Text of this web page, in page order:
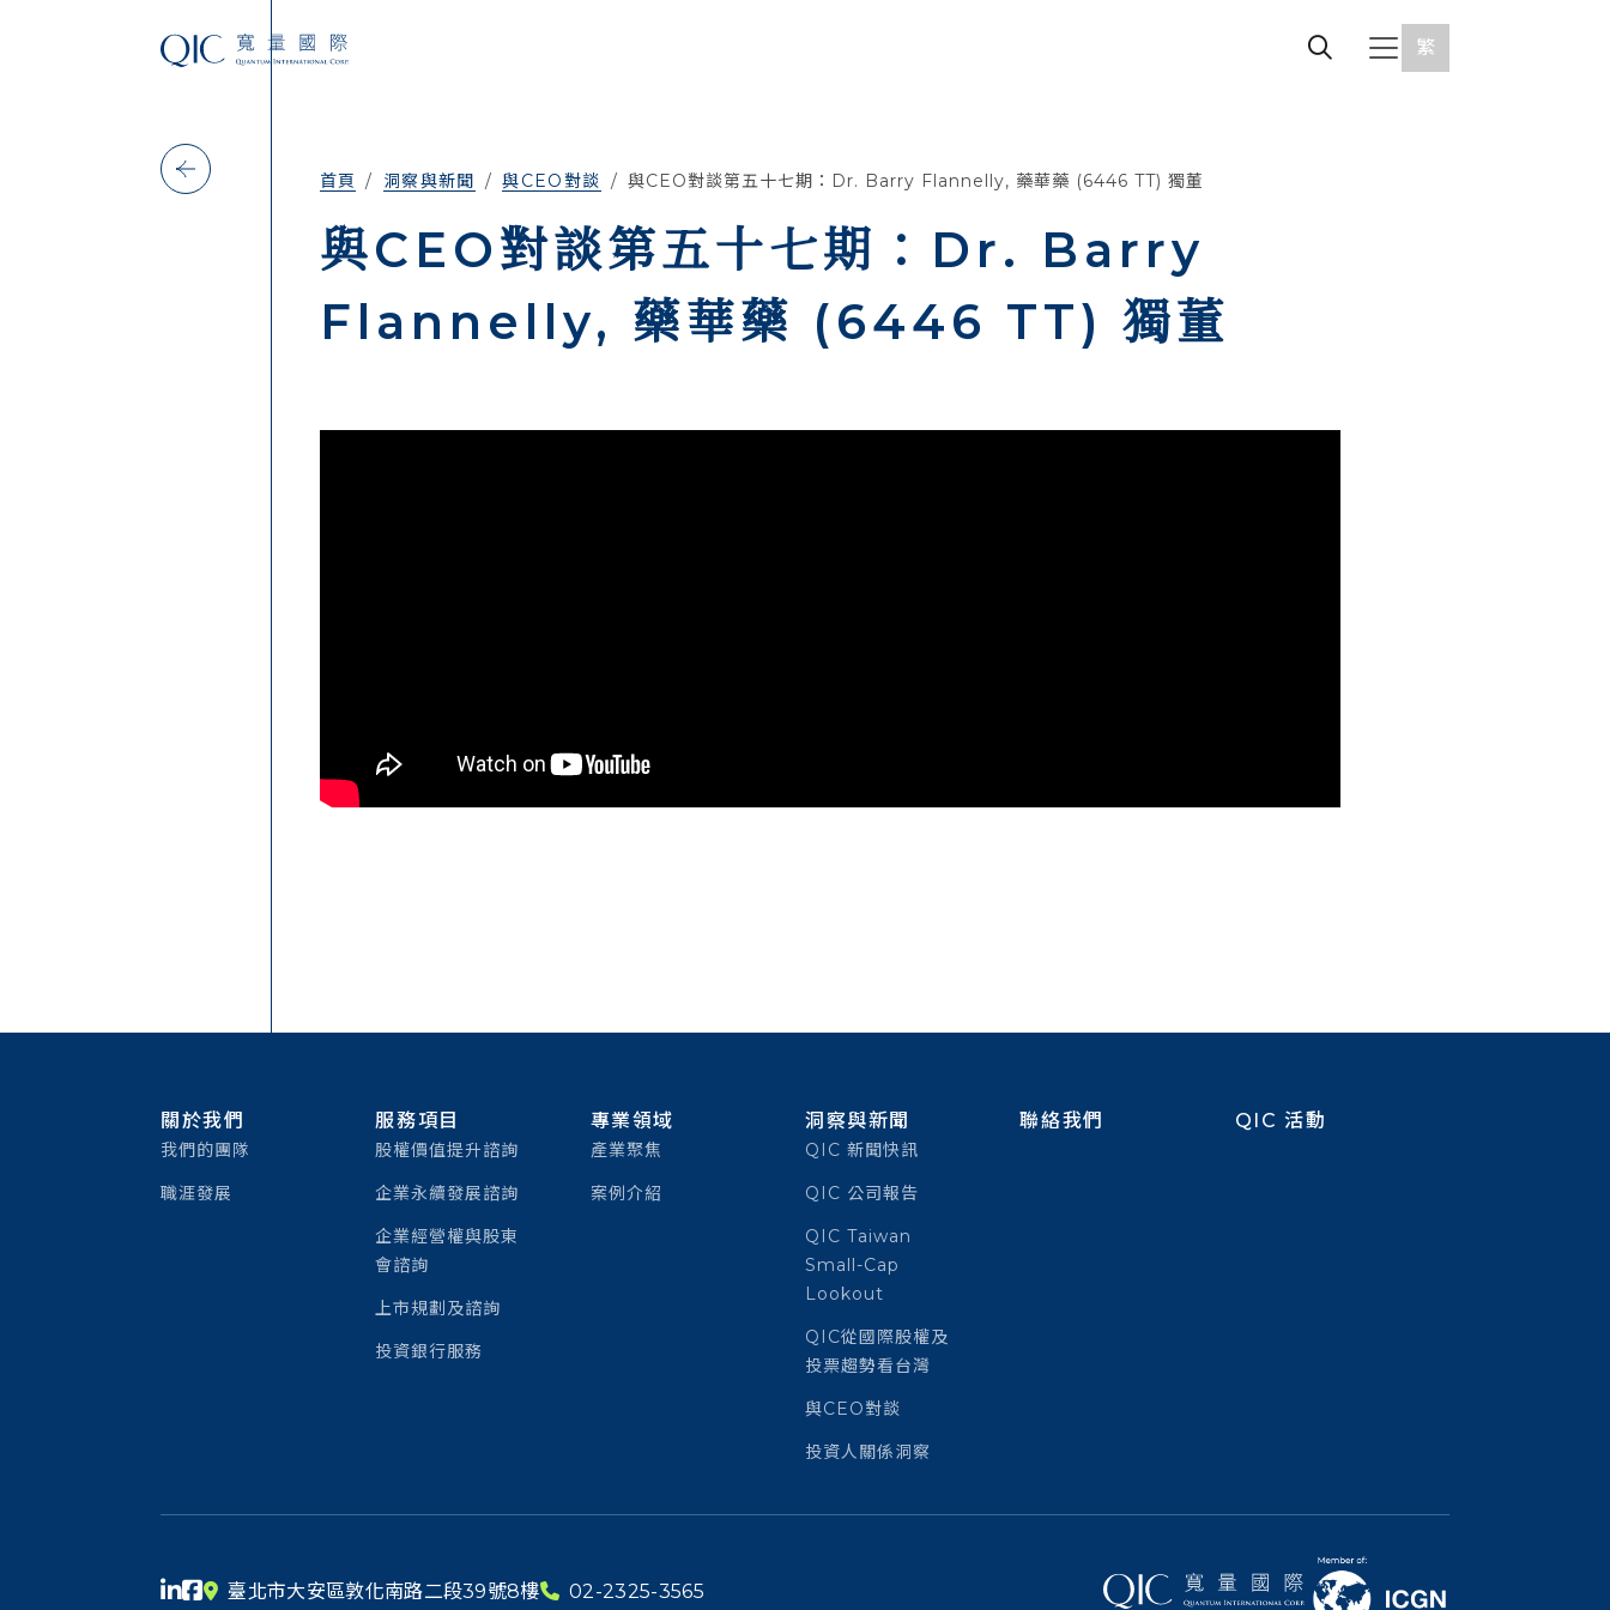
繁
首頁 洞察與新聞 與CEO對談 與CEO對談第五十七期：Dr. Barry Flannelly, 藥華藥 (6446 TT) 獨董
與CEO對談第五十七期：Dr. Barry
Flannelly, 藥華藥 (6446 TT) 獨董
臺北市大安區敦化南路二段39號8樓 02-2325-3565
關於我們
我們的團隊
職涯發展
服務項目
股權價值提升諮詢
企業永續發展諮詢
企業經營權與股東
會諮詢
上市規劃及諮詢
投資銀行服務
專業領域
產業聚焦
案例介紹
洞察與新聞
QIC 新聞快訊
QIC 公司報告
QIC Taiwan
Small-Cap
Lookout
QIC從國際股權及
投票趨勢看台灣
與CEO對談
投資人關係洞察
聯絡我們 QIC 活動